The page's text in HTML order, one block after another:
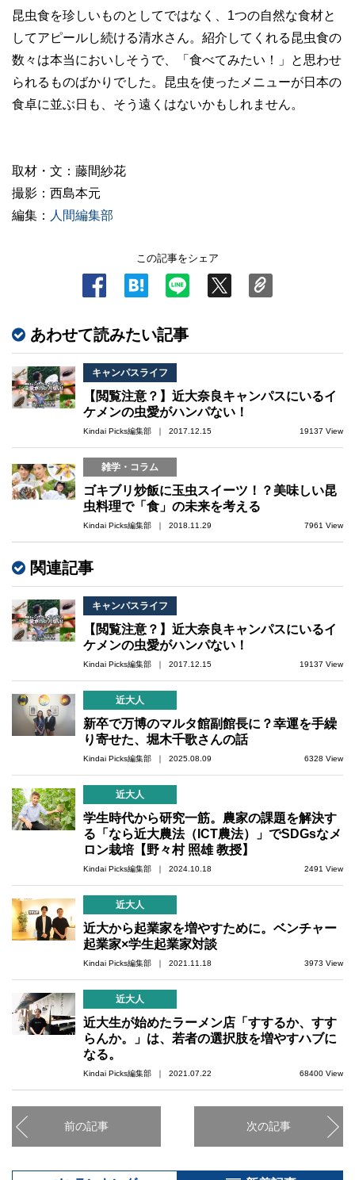
昆虫食を珍しいものとしてではなく、1つの自然な食材と
してアピールし続ける清水さん。紹介してくれる昆虫食の
数々は本当においしそうで、「食べてみたい！」と思わせ
られるものばかりでした。昆虫を使ったメニューが日本の
食卓に並ぶ日も、そう遠くはないかもしれません。
取材・文：藤間紗花
撮影：西島本元
編集： 人間編集部
この記事をシェア
あわせて読みたい記事
キャンパスライフ
【閲覧注意？】近大奈良キャンパスにいるイ
ケメンの虫愛がハンパない！
Kindai Picks編集部 ｜ 2017.12.15 19137 View
雑学・コラム
ゴキブリ炒飯に玉虫スイーツ！？美味しい昆
虫料理で「食」の未来を考える
Kindai Picks編集部 ｜ 2018.11.29 7961 View
関連記事
キャンパスライフ
【閲覧注意？】近大奈良キャンパスにいるイ
ケメンの虫愛がハンパない！
Kindai Picks編集部 ｜ 2017.12.15 19137 View
近大人
新卒で万博のマルタ館副館長に？幸運を手繰
り寄せた、堀木千歌さんの話
Kindai Picks編集部 ｜ 2025.08.09 6328 View
近大人
学生時代から研究一筋。農家の課題を解決す
る「なら近大農法（ICT農法）」でSDGsなメ
ロン栽培【野々村 照雄 教授】
Kindai Picks編集部 ｜ 2024.10.18 2491 View
近大人
近大から起業家を増やすために。ベンチャー
起業家×学生起業家対談
Kindai Picks編集部 ｜ 2021.11.18 3973 View
近大人
近大生が始めたラーメン店「すするか、すす
らんか。」は、若者の選択肢を増やすハブに
なる。
Kindai Picks編集部 ｜ 2021.07.22 68400 View
前の記事 次の記事